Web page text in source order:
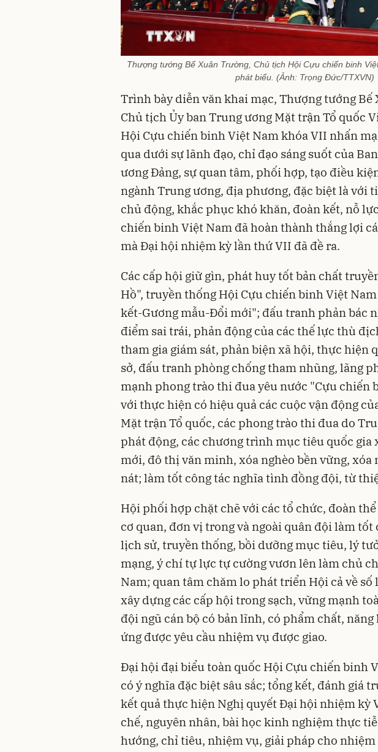
Thượng tướng Bế Xuân Trường, Chủ tịch Hội Cựu chiến binh
phát biểu. (Ảnh: Trọng Đức/TTXVN)
Trình bày diễn văn khai mạc, Thượng tướng Bế
Chủ tịch Ủy ban Trung ương Mặt trận Tổ quốc
Hội Cựu chiến binh Việt Nam khóa VII nhấn
qua dưới sự lãnh đạo, chỉ đạo sáng suốt của
ương Đảng, sự quan tâm, phối hợp, tạo điều
ngành Trung ương, địa phương, đặc biệt là với
chủ động, khắc phục khó khăn, đoàn kết, nỗ
chiến binh Việt Nam đã hoàn thành thắng lợi
mà Đại hội nhiệm kỳ lần thứ VII đã đề ra.
Các cấp hội giữ gìn, phát huy tốt bản chất
Hồ", truyền thống Hội Cựu chiến binh Việt
kết-Gương mẫu-Đổi mới"; đấu tranh phản bác
điểm sai trái, phản động của các thế lực thù
tham gia giám sát, phản biện xã hội, thực hiện
sở, đấu tranh phòng chống tham nhũng, lãng
mạnh phong trào thi đua yêu nước "Cựu chiến
với thực hiện có hiệu quả các cuộc vận động
Mặt trận Tổ quốc, các phong trào thi đua do
phát động, các chương trình mục tiêu quốc gia
mới, đô thị văn minh, xóa nghèo bền vững, xóa
nát; làm tốt công tác nghĩa tình đồng đội, từ
Hội phối hợp chặt chẽ với các tổ chức, đoàn
cơ quan, đơn vị trong và ngoài quân đội làm tốt
lịch sử, truyền thống, bồi dưỡng mục tiêu, lý
mạng, ý chí tự lực tự cường vươn lên làm chủ
Nam; quan tâm chăm lo phát triển Hội cả về số
xây dựng các cấp hội trong sạch, vững mạnh
đội ngũ cán bộ có bản lĩnh, có phẩm chất,
ứng được yêu cầu nhiệm vụ được giao.
Đại hội đại biểu toàn quốc Hội Cựu chiến binh
có ý nghĩa đặc biệt sâu sắc; tổng kết, đánh giá
kết quả thực hiện Nghị quyết Đại hội nhiệm kỳ
chế, nguyên nhân, bài học kinh nghiệm thực
hướng, chỉ tiêu, nhiệm vụ, giải pháp cho